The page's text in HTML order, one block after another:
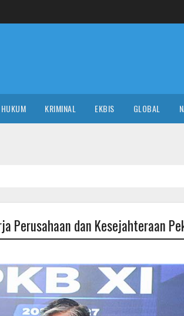
HUKUM KRIMINAL EKBIS GLOBAL
Perusahaan dan Kesejahteraan